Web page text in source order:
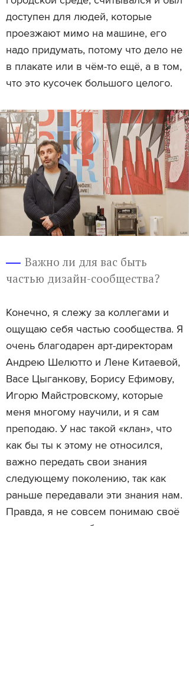
доступен для людей, которые
проезжают мимо на машине, его
надо придумать, потому что дело не
в плакате или в чём-то ещё, а в том,
что это кусочек большого целого.
Важно ли для вас быть
частью дизайн-сообщества?
Конечно, я слежу за коллегами и
ощущаю себя частью сообщества. Я
очень благодарен арт-директорам
Андрею Шелютто и Лене Китаевой,
Васе Цыганкову, Борису Ефимову,
Игорю Майстровскому, которые
меня многому научили, и я сам
преподаю. У нас такой «клан», что
как бы ты к этому не относился,
важно передать свои знания
следующему поколению, так как
раньше передавали эти знания нам.
Правда, я не совсем понимаю своё
место в этом сообществе, потому